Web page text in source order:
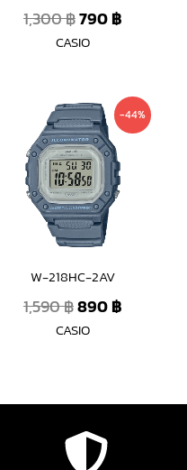
1,300฿790฿
CASIO
-44%
W-218HC-2AV
1,590฿
Original
price
was:
1,590 ฿.
890฿
Current
price
CASIO